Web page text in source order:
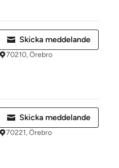
Skicka meddelande
70210, Örebro
Skicka meddelande
70221, Örebro